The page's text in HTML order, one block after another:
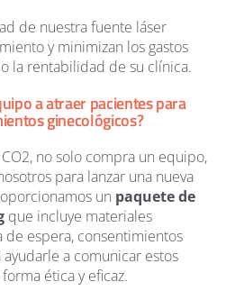
de nuestra fuente láser
y minimizan los gastos
la rentabilidad de su clínica.
a atraer pacientes para
ginecológicos?
no solo compra un equipo,
para lanzar una nueva
un paquete de
que incluye materiales
de espera, consentimientos
a comunicar estos
ética y eficaz.